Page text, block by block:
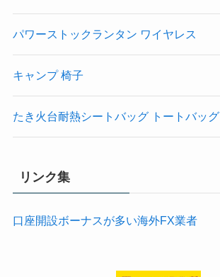
パワーストックランタン ワイヤレス
キャンプ 椅子
たき火台耐熱シートバッグ トートバッグ
リンク集
口座開設ボーナスが多い海外FX業者